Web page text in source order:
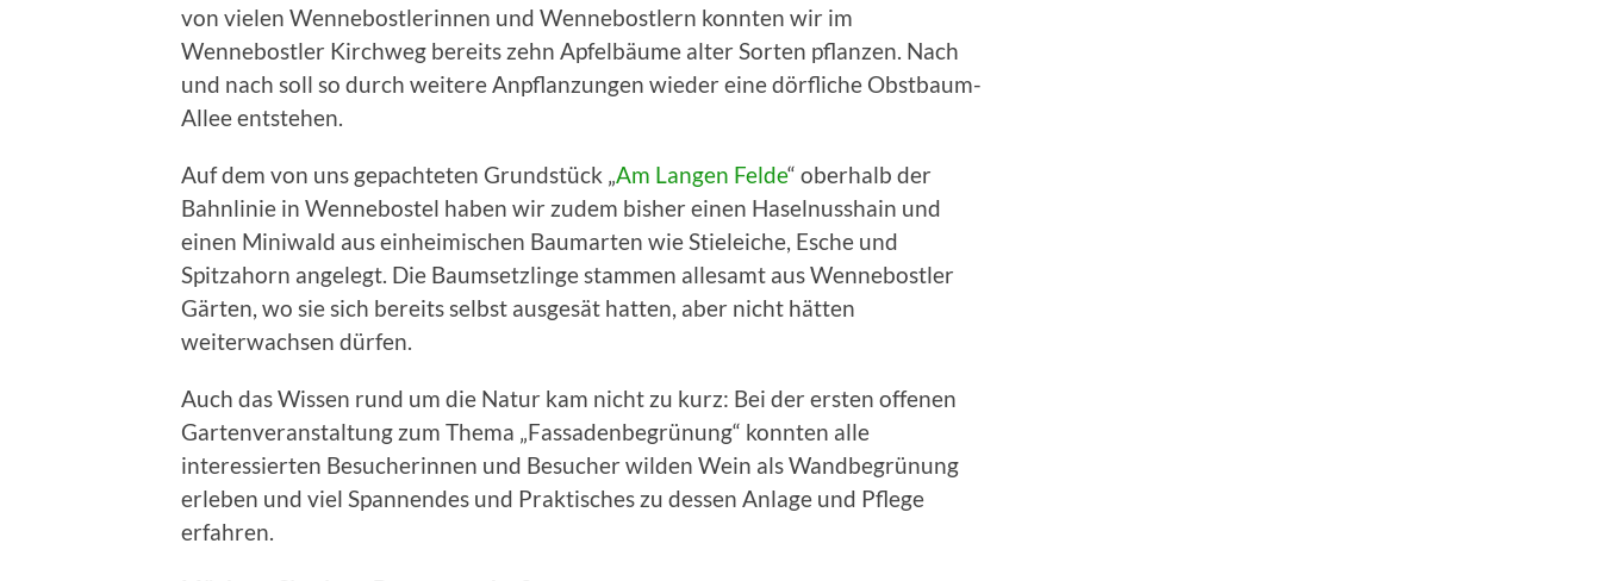
von vielen Wennebostlerinnen und Wennebostlern konnten wir im
Wennebostler Kirchweg bereits zehn Apfelbäume alter Sorten pflanzen. Nach
und nach soll so durch weitere Anpflanzungen wieder eine dörfliche Obstbaum-
Allee entstehen.
Auf dem von uns gepachteten Grundstück „Am Langen Felde“ oberhalb der
Bahnlinie in Wennebostel haben wir zudem bisher einen Haselnusshain und
einen Miniwald aus einheimischen Baumarten wie Stieleiche, Esche und
Spitzahorn angelegt. Die Baumsetzlinge stammen allesamt aus Wennebostler
Gärten, wo sie sich bereits selbst ausgesät hatten, aber nicht hätten
weiterwachsen dürfen.
Auch das Wissen rund um die Natur kam nicht zu kurz: Bei der ersten offenen
Gartenveranstaltung zum Thema „Fassadenbegrünung“ konnten alle
interessierten Besucherinnen und Besucher wilden Wein als Wandbegrünung
erleben und viel Spannendes und Praktisches zu dessen Anlage und Pflege
erfahren.